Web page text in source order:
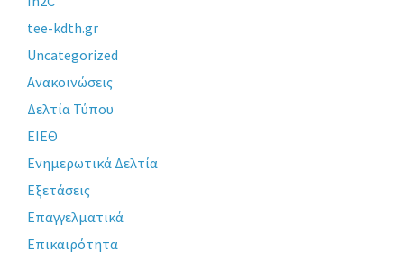
tee-kdth.gr
Uncategorized
Ανακοινώσεις
Δελτία Τύπου
ΕΙΕΘ
Ενημερωτικά Δελτία
Εξετάσεις
Επαγγελματικά
Επικαιρότητα